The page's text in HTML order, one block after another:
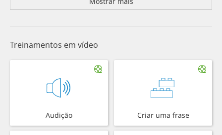
Treinamentos em vídeo
Audição Criar uma frase